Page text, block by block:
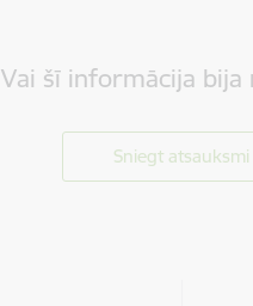
Vai šī informācija bija
Sniegt atsauksmi